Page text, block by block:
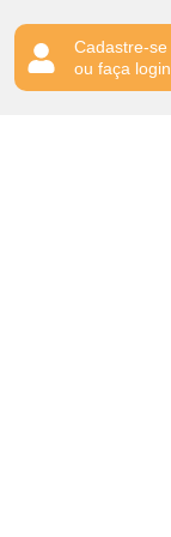
Cadastre-se
ou faça login